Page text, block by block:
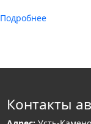
Подробнее
Контакты